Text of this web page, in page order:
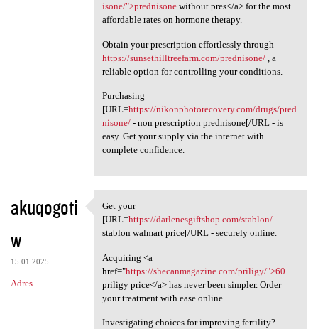
isone/">prednisonewithout pres</a> for the most
affordable rates on hormone therapy.
Obtain your prescription effortlessly through
https://sunsethilltreefarm.com/prednisone/, a
reliable option for controlling your conditions.
Purchasing
[URL=https://nikonphotorecovery.com/drugs/pred
nisone/- non prescription prednisone[/URL - is
easy. Get your supply via the internet with
complete confidence.
akuqogoti
w
15.01.2025
Adres
Get your [URL=https:/
Get your
[URL=https://darlenesgiftshop.com/stablon/-
stablon walmart price[/URL - securely online.
Acquiring <a
href="https://shecanmagazine.com/priligy/">60
priligy price</a> has never been simpler. Order
your treatment with ease online.
Investigating choices for improving fertility?